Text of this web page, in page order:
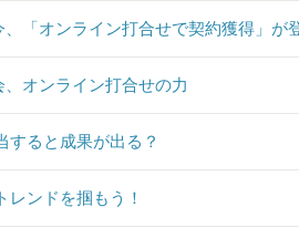
「オンライン打合せで契約獲得」が
オンライン打合せの力
すると成果が出る？
レンドを掴もう！